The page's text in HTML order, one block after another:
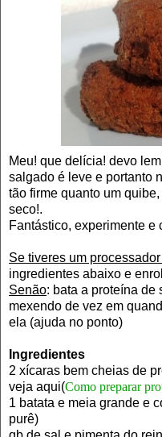
Meu! que delícia! devo
salgado é leve e portanto
tão firme quanto um
seco!.
Fantástico, experimente e
Se tiveres um
ingredientes abaixo e
Senão: bata a proteína de
mexendo de vez em
ela (ajuda no ponto)
Ingredientes
2 xícaras bem cheias de
veja aqui(Como preparar
1 batata e meia grande e
purê)